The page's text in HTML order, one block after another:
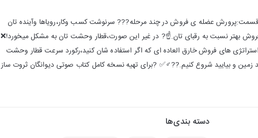
عضله ی فروش در چند مرحله??? سرنوشت کسب وکار،رویاها وآینده تان
بهتر نسبت به رقبای تان.☝? در غیر این صورت،قطار وحشت تان به مشکل میخورد!❌
های فروش خارق العاده ای که اگر استفاده شان کنید،رکورد سرعت قطار وحشت
و بیایید شروع کنیم.??‍♂️✅ ?برای تهیه نسخه کامل کتاب صوتی دیوانگان ثروت ساز
دسته بندی‌ها